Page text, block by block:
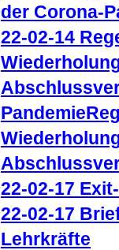
der Corona-
22-02-14
22-02-17
22-02-17
Lehrkräfte